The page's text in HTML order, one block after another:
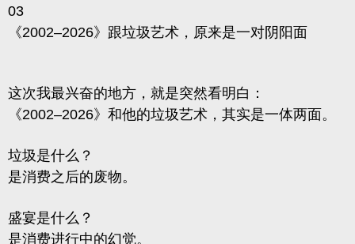
03
《2002–2026》跟垃圾艺术，原来是一对阴阳面
这次我最兴奋的地方，就是突然看明白：
《2002–2026》和他的垃圾艺术，其实是一体两面。
垃圾是什么？
是消费之后的废物。
盛宴是什么？
是消费进行中的幻觉。